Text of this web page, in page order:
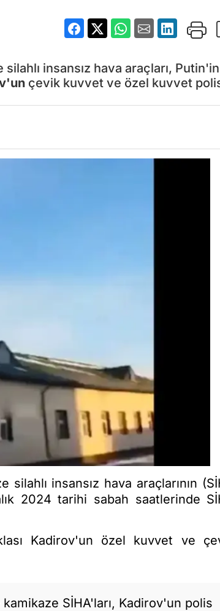
insansız hava araçları, Putin'in
çevik kuvvet ve özel kuvvet
insansız hava araçlarının
2024 tarihi sabah saatlerinde
Kadirov'un özel kuvvet ve
SİHA'ları, Kadirov'un polis